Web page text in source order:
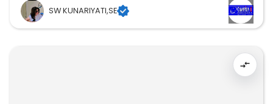
SW KUNARIYATI,SE